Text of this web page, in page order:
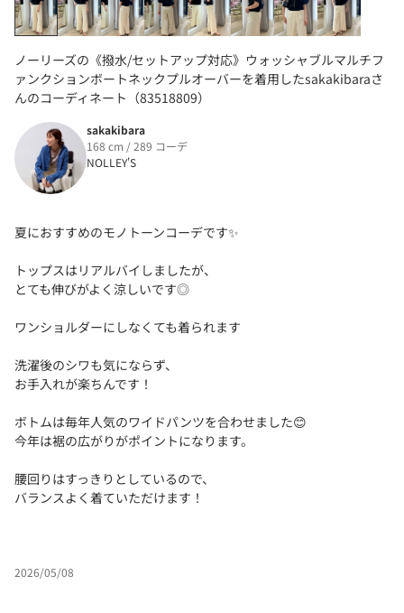
ノーリーズの《撥水/セットアップ対応》ウォッシャブルマルチフ
ァンクションボートネックプルオーバーを着用したsakakibaraさ
んのコーディネート（83518809）
sakakibara
168 cm / 289 コーデ
NOLLEY'S
夏におすすめのモノトーンコーデです✨
トップスはリアルバイしましたが、
とても伸びがよく涼しいです◎
ワンショルダーにしなくても着られます
洗濯後のシワも気にならず、
お手入れが楽ちんです！
ボトムは毎年人気のワイドパンツを合わせました😊
今年は裾の広がりがポイントになります。
腰回りはすっきりとしているので、
バランスよく着ていただけます！
2026/05/08